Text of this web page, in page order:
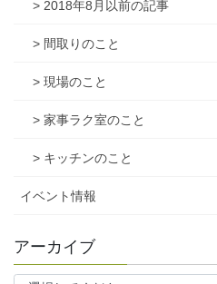
> 2018年8月以前の記事
> 間取りのこと
> 現場のこと
> 家事ラク室のこと
> キッチンのこと
イベント情報
アーカイブ